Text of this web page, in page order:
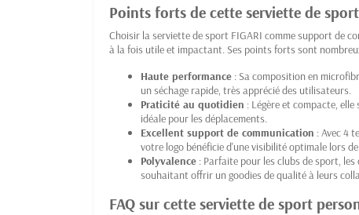
Points forts de cette serviette de sport
Choisir la serviette de sport FIGARI comme support de
à la fois utile et impactant. Ses points forts sont
Haute performance : Sa composition en
un séchage rapide, très apprécié des utilisateurs.
Praticité au quotidien : Légère et compacte,
idéale pour les déplacements.
Excellent support de communication : Avec 4
votre logo bénéficie d'une visibilité optimale lors
Polyvalence : Parfaite pour les clubs de sport,
souhaitant offrir un goodies de qualité à leurs
FAQ sur cette serviette de sport